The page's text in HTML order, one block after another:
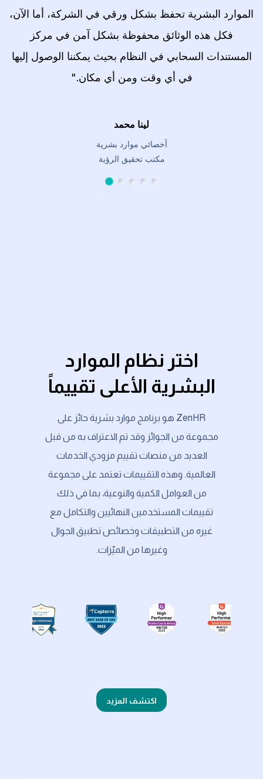
الموارد البشرية تحفظ بشكل ورقي في الشركة، أما الآن،
فكل هذه الوثائق محفوظة بشكل آمن في مركز
المستندات السحابي في النظام بحيث يمكننا الوصول إليها
في أي وقت ومن أي مكان."
لينا محمد
أخصائي موارد بشرية
مكتب تحقيق الرؤية
اختر نظام الموارد
البشرية الأعلى تقييماً
ZenHR هو برنامج موارد بشرية حائز على
مجموعة من الجوائز وقد تم الاعتراف به من قبل
العديد من منصات تقييم مزودي الخدمات
العالمية. وهذه التقييمات تعتمد على مجموعة
من العوامل الكمية والنوعية، بما في ذلك
تقييمات المستخدمين النهائيين والتكامل مع
غيره من التطبيقات وخصائص تطبيق الجوال
وغيرها من الميّزات.
اكتشف المزيد